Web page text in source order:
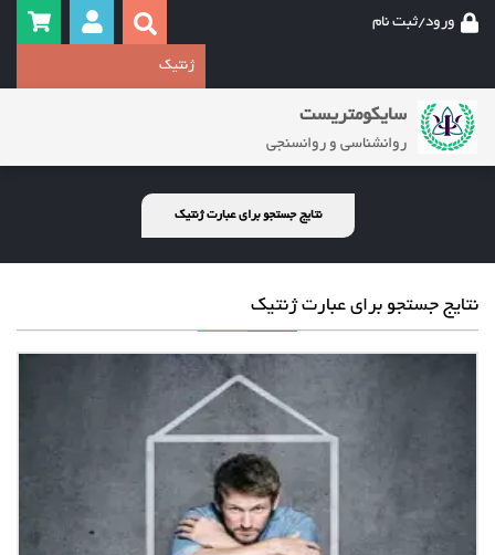
ورود/ثبت نام
سایکومتریست
روانشناسی و روانسنجی
نتایج جستجو برای عبارت ژنتیک
نتایج جستجو برای عبارت ژنتیک